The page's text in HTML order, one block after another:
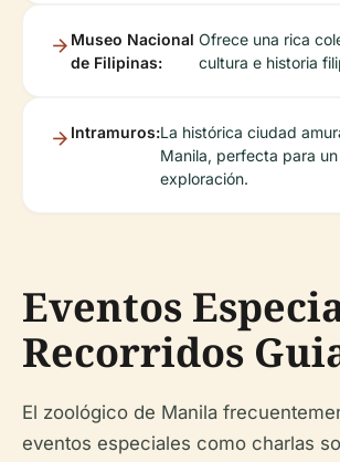
Museo Nacional
de Filipinas:
Ofrece una rica
cultura e historia
Intramuros:La histórica ciudad
Manila, perfecta para
exploración.
Eventos
Recorridos
El zoológico de Manila
eventos especiales como charlas